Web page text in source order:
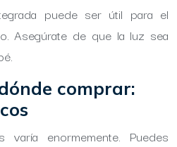
puede ser útil para el
Asegúrate de que la luz sea
comprar:
enormemente. Puedes